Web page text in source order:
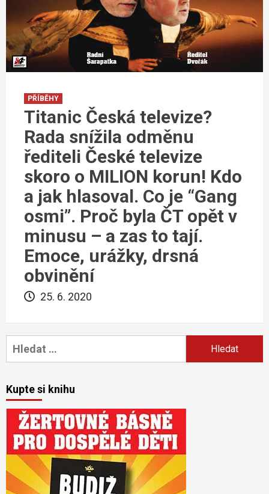
PŘÍBĚHY
Titanic Česká televize?
Rada snížila odměnu
řediteli České televize
skoro o MILION korun! Kdo
a jak hlasoval. Co je “Gang
osmi”. Proč byla ČT opět v
minusu – a zas to tají.
Emoce, urážky, drsná
obvinění
25. 6. 2020
Vyhledávání
Kupte si knihu